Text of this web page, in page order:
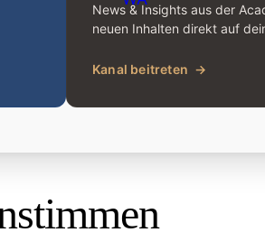
News & Insights aus der
neuen Inhalten direkt auf
Kanal beitreten →